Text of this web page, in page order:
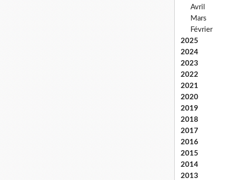
Avril
Mars
Février
2025
2024
2023
2022
2021
2020
2019
2018
2017
2016
2015
2014
2013